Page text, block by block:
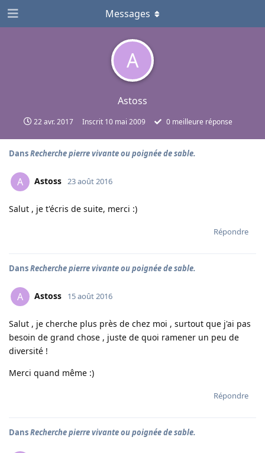
A
Astoss
22 avr. 2017 Inscrit 10 mai 2009 0 meilleure réponse
Messages
DansRecherche pierre vivante ou poignée de sable.
A Astoss 23 août 2016
Salut , je t'écris de suite, merci :)
Répondre
DansRecherche pierre vivante ou poignée de sable.
A Astoss 15 août 2016
Salut , je cherche plus près de chez moi , surtout que j'ai pas
besoin de grand chose , juste de quoi ramener un peu de
diversité !
Merci quand même :)
Répondre
DansRecherche pierre vivante ou poignée de sable.